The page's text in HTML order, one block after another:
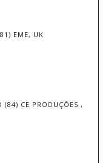
EME, UK
(84) CE PRODUÇÕES ,